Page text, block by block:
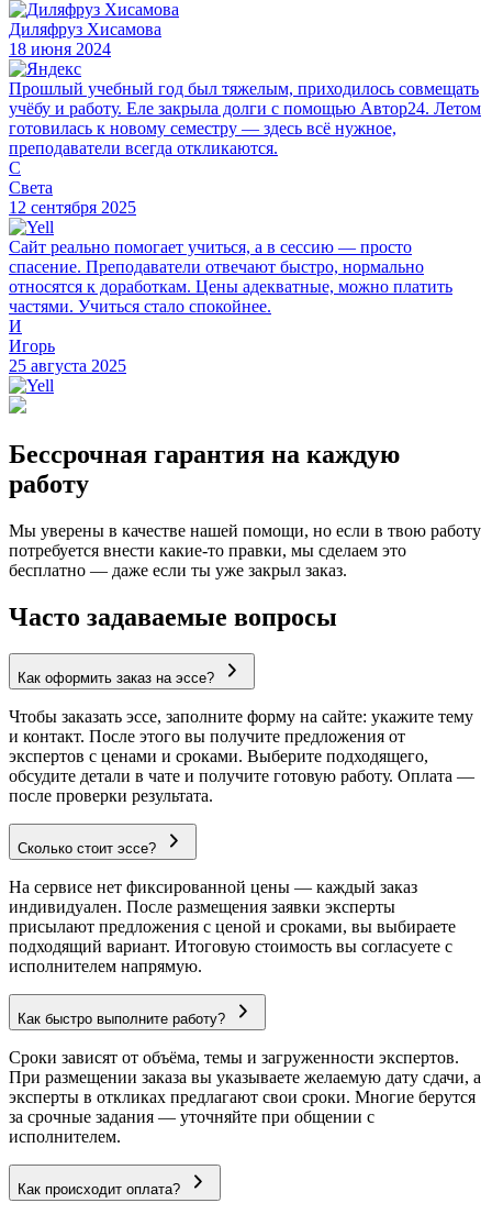
Диляфруз Хисамова
18 июня 2024
Прошлый учебный год был тяжелым, приходилось совмещать
учёбу и работу. Еле закрыла долги с помощью Автор24. Летом
готовилась к новому семестру — здесь всё нужное,
преподаватели всегда откликаются.
С
Света
12 сентября 2025
Сайт реально помогает учиться, а в сессию — просто
спасение. Преподаватели отвечают быстро, нормально
относятся к доработкам. Цены адекватные, можно платить
частями. Учиться стало спокойнее.
И
Игорь
25 августа 2025
Бессрочная гарантия на каждую
работу
Мы уверены в качестве нашей помощи, но если в твою работу
потребуется внести какие-то правки, мы сделаем это
бесплатно — даже если ты уже закрыл заказ.
Часто задаваемые вопросы
Как оформить заказ на эссе?
Чтобы заказать эссе, заполните форму на сайте: укажите тему
и контакт. После этого вы получите предложения от
экспертов с ценами и сроками. Выберите подходящего,
обсудите детали в чате и получите готовую работу. Оплата —
после проверки результата.
Сколько стоит эссе?
На сервисе нет фиксированной цены — каждый заказ
индивидуален. После размещения заявки эксперты
присылают предложения с ценой и сроками, вы выбираете
подходящий вариант. Итоговую стоимость вы согласуете с
исполнителем напрямую.
Как быстро выполните работу?
Сроки зависят от объёма, темы и загруженности экспертов.
При размещении заказа вы указываете желаемую дату сдачи, а
эксперты в откликах предлагают свои сроки. Многие берутся
за срочные задания — уточняйте при общении с
исполнителем.
Как происходит оплата?